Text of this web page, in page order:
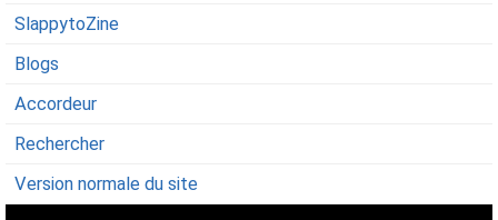
SlappytoZine
Blogs
Accordeur
Rechercher
Version normale du site